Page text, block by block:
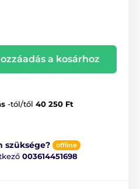
a kosárhoz
-tól/től 40 250 Ft
szüksége? offline
003614451698